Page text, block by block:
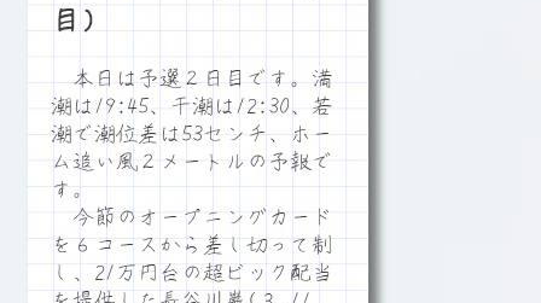
目）
本日は予選２日目です。満
潮は19:45、干潮は12:30、若
潮で潮位差は53センチ、ホー
ム追い風２メートルの予報で
す。
今節のオープニングカード
を６コースから差し切って制
し、21万円台の超ビック配当